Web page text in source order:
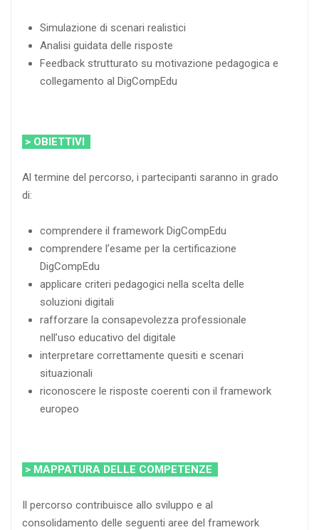
Simulazione di scenari realistici
Analisi guidata delle risposte
Feedback strutturato su motivazione pedagogica e
collegamento al DigCompEdu
> OBIETTIVI
Al termine del percorso, i partecipanti saranno in grado
di:
comprendere il framework DigCompEdu
comprendere l’esame per la certificazione
DigCompEdu
applicare criteri pedagogici nella scelta delle
soluzioni digitali
rafforzare la consapevolezza professionale
nell’uso educativo del digitale
interpretare correttamente quesiti e scenari
situazionali
riconoscere le risposte coerenti con il framework
europeo
> MAPPATURA DELLE COMPETENZE
Il percorso contribuisce allo sviluppo e al
consolidamento delle seguenti aree del framework